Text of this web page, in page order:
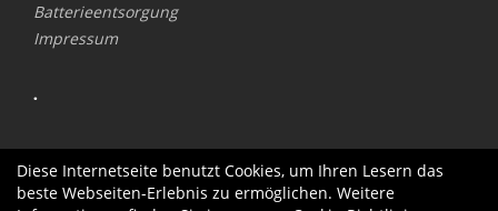
Batterieentsorgung
Impressum
.
Diese Internetseite benutzt Cookies, um Ihren Lesern das
beste Webseiten-Erlebnis zu ermöglichen. Weitere